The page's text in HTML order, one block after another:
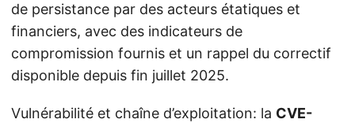
de persistance par des acteurs étatiques et
financiers, avec des indicateurs de
compromission fournis et un rappel du correctif
disponible depuis fin juillet 2025.
Vulnérabilité et chaîne d’exploitation: la CVE-